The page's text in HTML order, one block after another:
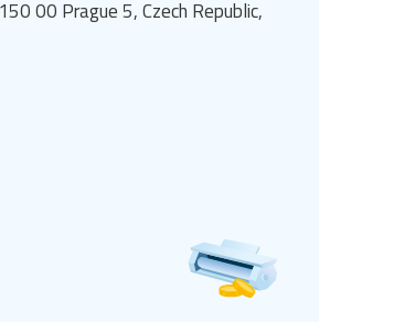
00 Prague 5, Czech Republic,